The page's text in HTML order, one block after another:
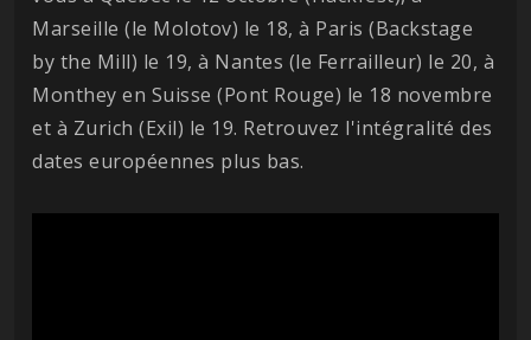
Marseille (le Molotov) le 18, à Paris (Backstage
by the Mill) le 19, à Nantes (le Ferrailleur) le 20, à
Monthey en Suisse (Pont Rouge) le 18 novembre
et à Zurich (Exil) le 19. Retrouvez l'intégralité des
dates européennes plus bas.